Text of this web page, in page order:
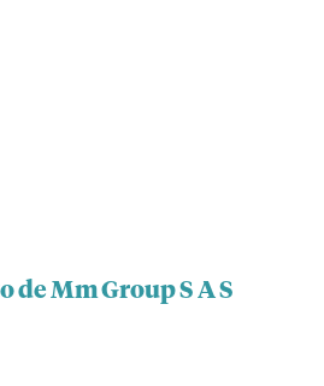
de Mm Group S A S